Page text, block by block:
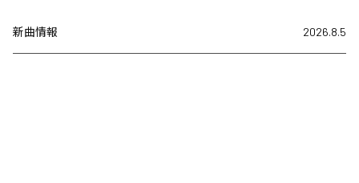
新曲情報 2026.8.5